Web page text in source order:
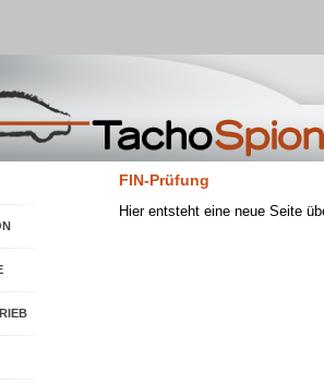
FIN-Prüfung
Hier entsteht eine neue Seite